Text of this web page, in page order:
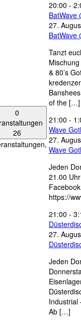
0
26
20:00 -
BatWave
27.
BatWave
Tanzt
& 80’s
of the […]
21:00 -
Wave
27.
Wave
Jeden
21.00
https://
21:00 -
27.
Jeden
Industrial
Ab […]